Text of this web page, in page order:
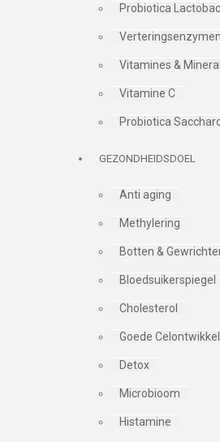
Probiotica
Verteringsenzymen
Vitamines &
Vitamine C
Probiotica
GEZONDHEIDSDOEL
Anti aging
Methylering
Botten &
Bloedsuikerspiegel
Cholesterol
Goede
Detox
Microbioom
Histamine